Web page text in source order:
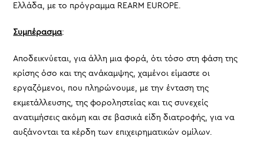
Ελλάδα, με το πρόγραμμα REARM EUROPE.
Συμπέρασμα:
Αποδεικνύεται, για άλλη μια φορά, ότι τόσο στη φάση της
κρίσης όσο και της ανάκαμψης, χαμένοι είμαστε οι
εργαζόμενοι, που πληρώνουμε, με την ένταση της
εκμετάλλευσης, της φοροληστείας και τις συνεχείς
ανατιμήσεις ακόμη και σε βασικά είδη διατροφής, για να
αυξάνονται τα κέρδη των επιχειρηματικών ομίλων.